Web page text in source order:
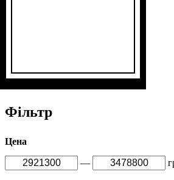
Фільтр
Цена
—